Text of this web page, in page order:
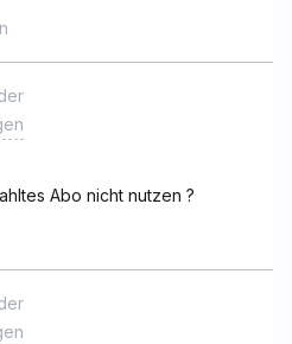
ändern. Wie muss ich
gerne auch an
Christian
Abo nicht nutzen ?